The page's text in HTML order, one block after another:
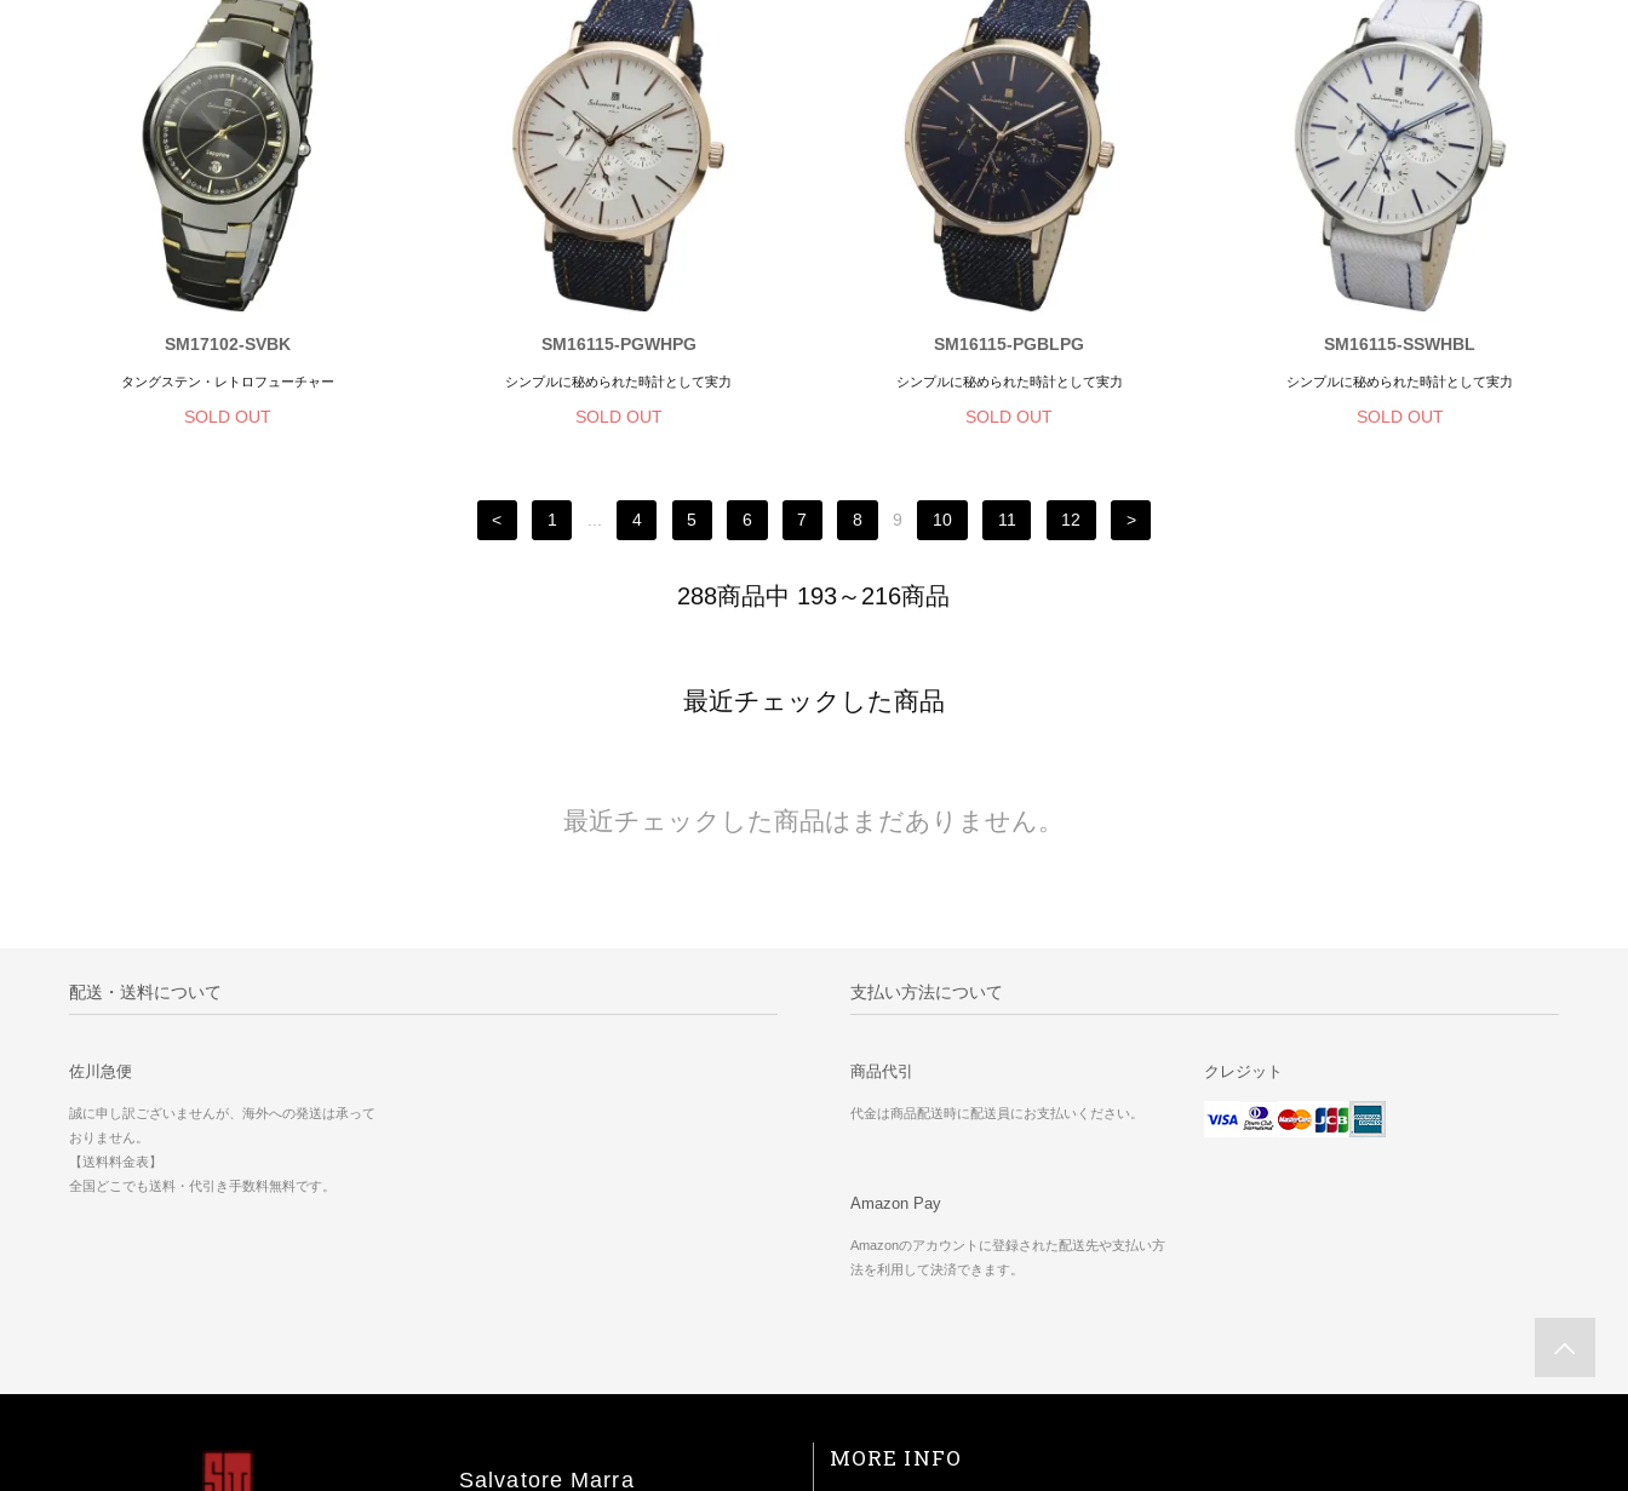
SM17102-SVBK
タングステン・レトロフューチャー
SOLD OUT
SM16115-PGWHPG
シンプルに秘められた時計として実力
SOLD OUT
SM16115-PGBLPG
シンプルに秘められた時計として実力
SOLD OUT
SM16115-SSWHBL
シンプルに秘められた時計として実力
SOLD OUT
< 1 ... 4 5 6 7 8 9 10 11 12 >
288商品中 193～216商品
最近チェックした商品
最近チェックした商品はまだありません。
配送・送料について
佐川急便
誠に申し訳ございませんが、海外への発送は承って
おりません。
【送料料金表】
全国どこでも送料・代引き手数料無料です。
支払い方法について
商品代引
代金は商品配送時に配送員にお支払いください。
クレジット
Amazon Pay
Amazonのアカウントに登録された配送先や支払い方
法を利用して決済できます。
Salvatore Marra
MORE INFO